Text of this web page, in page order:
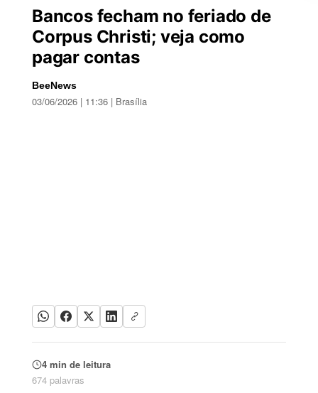
Bancos fecham no feriado de
Corpus Christi; veja como
pagar contas
BeeNews
03/06/2026 | 11:36 | Brasília
4 min de leitura
674 palavras